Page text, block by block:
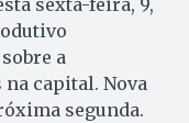
sexta-feira, 9,
a
capital. Nova
segunda.